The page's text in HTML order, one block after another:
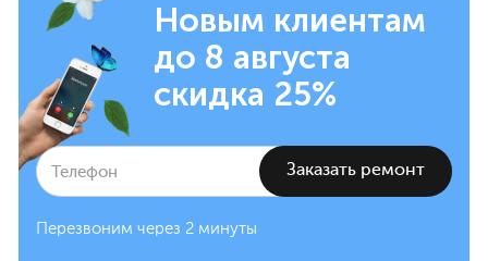
Новым клиентам
до 8 августа
скидка 25%
Перезвоним через 2 минуты